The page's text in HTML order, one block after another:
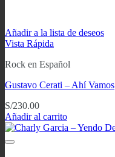
Añadir a la lista de deseos
Vista Rápida
Rock en Español
Gustavo Cerati – Ahí Vamos
S/230.00
Añadir al carrito